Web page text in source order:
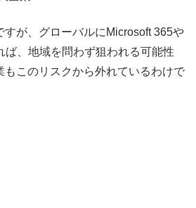
すが、グローバルにMicrosoft 365や
ば、地域を問わず狙われる可能性
もこのリスクから外れているわけで